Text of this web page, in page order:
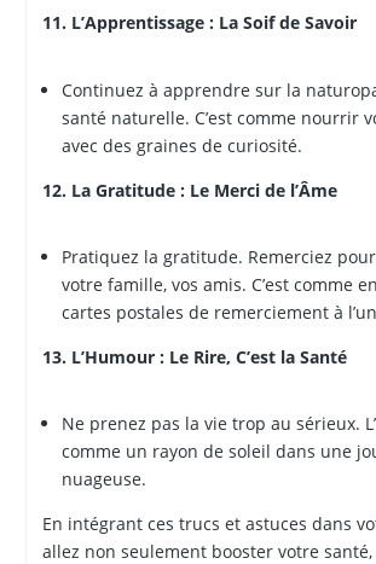
11. L’Apprentissage : La Soif de Savoir
Continuez à apprendre sur la
santé naturelle. C’est comme nourrir
avec des graines de curiosité.
12. La Gratitude : Le Merci de l’Âme
Pratiquez la gratitude. Remerciez
votre famille, vos amis. C’est comme
cartes postales de remerciement à
13. L’Humour : Le Rire, C’est la Santé
Ne prenez pas la vie trop au sérieux.
comme un rayon de soleil dans une
nuageuse.
En intégrant ces trucs et astuces dans
allez non seulement booster votre